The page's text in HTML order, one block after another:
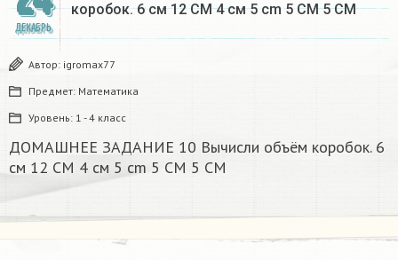
ДЕКАБРЬ
коробок. 6 см 12 CM 4 см 5 cm 5 CM 5 CM​
Автор: igromax77
Предмет: Математика
Уровень: 1 - 4 класс
ДОМАШНЕЕ ЗАДАНИЕ 10 Вычисли объём коробок. 6
см 12 CM 4 см 5 cm 5 CM 5 CM​